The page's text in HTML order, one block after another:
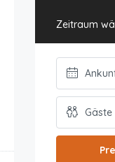
Zeitraum